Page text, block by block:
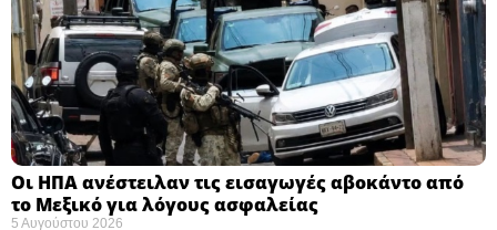
Οι ΗΠΑ ανέστειλαν τις εισαγωγές αβοκάντο από
το Μεξικό για λόγους ασφαλείας
5 Αυγούστου 2026